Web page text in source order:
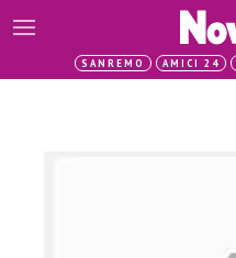
SANREMO AMICI 24